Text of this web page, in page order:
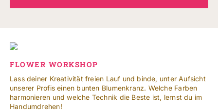
FLOWER WORKSHOP
Lass deiner Kreativität freien Lauf und binde, unter Aufsicht
unserer Profis einen bunten Blumenkranz. Welche Farben
harmonieren und welche Technik die Beste ist, lernst du im
Handumdrehen!